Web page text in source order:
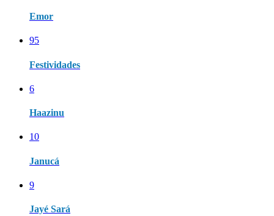
Emor
95
Festividades
6
Haazinu
10
Janucá
9
Jayé Sará